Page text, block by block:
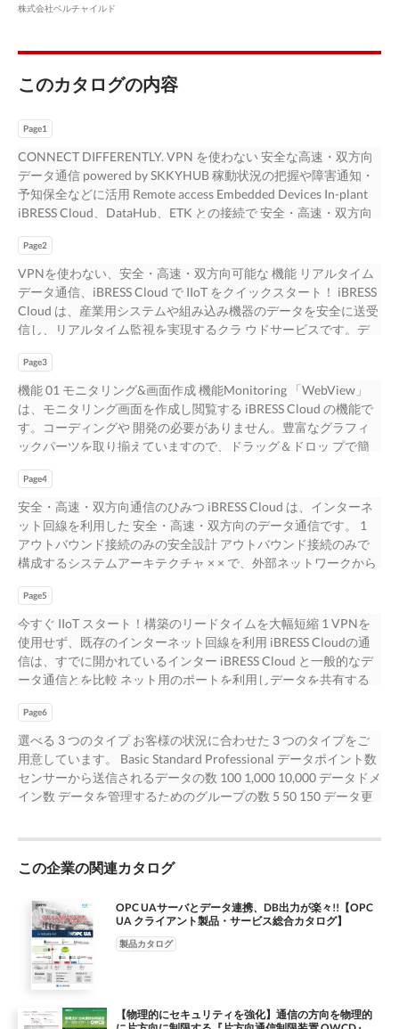
株式会社ベルチャイルド
このカタログの内容
Page1
CONNECT DIFFERENTLY. VPN を使わない 安全な⾼速・双⽅向
データ通信 powered by SKKYHUB 稼動状況の把握や障害通知・
予知保全などに活⽤ Remote access Embedded Devices In-plant
iBRESS Cloud、DataHub、ETK との接続で 安全・⾼速・双⽅向
Page2
VPNを使わない、安全・高速・双方向可能な 機能 リアルタイム
データ通信、iBRESS Cloud で IIoT をクイックスタート！ iBRESS
Cloud は、産業用システムや組み込み機器のデータを安全に送受
信し、リアルタイム監視を実現するクラ ウドサービスです。デ
保全などに活用できます。 iBRESS Plus で機能拡張がスムーズ！
iBRESS Plus は、「アラート通知 ( メール / 電話 ) 機能」「CSV 形
式でのデータダウンロード機能」が利用できる iBRESS Cloud の
オプションサービスです。iBRESS Cloud に接続されている拠点 (
監視グループ / 項目）のデー タが iBRESS Plus に同期され保存さ
ージで行え ます。プログラミングや開発が不要です。 Alert
Alert DB CSV CSV Download Monitoring IoT 機能・特徴 利用箇
所 ・インターネット回線を使用した安全なデータ通信 ・複数拠
点間でのデータ接続 ・データ量に応じたわかりやすい料金プラ
ン ・遠隔地や人が行きにくい施設との接続 ・Web ブラウザ上で
のモニタリング画面を簡単に作成 ・トラックや作業車などとの
接続 ・アラート通知 ( メール / 電話 ) 活用例 ・iBRESS Cloud に送
信されたデータの保存 ・CSV 形式でのデータダウンロード ・施
設の環境情報と機械の稼働状態の見える化 ・複数現場から
iBRESS Cloud に送信されるデータの管理 ・施設や機械の障害監
視とアラート通知 ・ユーザーの閲覧権限、機能権限の設定 ・カ
メラ画像の監視 ・データ保管 ・報告書作成
Page3
機能 01 モニタリング&画面作成 機能Monitoring 「WebView」
は、モニタリング画面を作成し閲覧する iBRESS Cloud の機能で
す。コーディングや 開発の必要がありません。豊富なグラフィ
ックパーツを取り揃えていますので、ドラッグ＆ドロッ プで簡
ル画⾯の作成 豊富なグラフィックパーツ コーディングや開発が
不要 作成画面→ モニタリング画面↓ 機能 02 iBRESS Plus でアラ
ート通知 iBRESS Plus でアラート通知条件を設定できます。
iBRESS Cloud を通じて取得したデータは Alert リアルタイムに
iBRESS Plus に同期され、その条件に達したタイミングでメール
Plus で CSVダウンロード CSV Download iBRESS Cloud を通じて
取得したデータを iBRESS Plus のデータベースに保存します。 必
要なデータは Web ブラウザから CSV 形式のファイルでいつでも
ダウンロードできます。 DB CSV
Page4
安全・高速・双方向通信のひみつ iBRESS Cloud は、インターネ
ット回線を利用した 安全・高速・双方向のデータ通信です。 1
アウトバウンド接続のみの安全設計 アウトバウンド接続のみで
構成するシステムアーキテクチャ × × で、外部ネットワークから
要がありません。 利用企業のセキュリティ レベルに影響を与え
ない安全なデータ通信を実現します。 2 Push技術で高速・双方
向通信を実現 クライアント WebSocket サーバー Push 技術と
RFC6455-The WebSocket Protocol を用 リアルタイム リアルタイ
ム 受信 送信 いています。 クライアントとクラウド間をアウトバ
に よるリアルタイム性の高い高速通信を行います。 3 SSL暗号化
でデータを保護 インターネットを介して送信されるデータは、
SSL 暗号化 で保護されています。 公開鍵と秘密鍵を用いてデータ
を暗号 暗号化 複合 化することで、Web 内を安全に通過させま
す。 ①iBRESS Portal サイトから iBRESS Cloud に申し込み サー
ビス導入のステップ iBRESS Portal サイト 申し込み 1 iBRESS
②iBRESS サイトから iBRESS Plus に申し込み、ログインし設定 2
iBRESS Plus 申し込み＆設定 申し込み 申し込みフォーム 受領確認
メール １週間後 利⽤開始通知メール iBRESS Plus サイト 3 データ
通信設定 ログイン アラート通知 /CSV ダウンロード 4 画面作成
③設備や機械に DataHub を設置し、iBRESS Cloud への接続設定
④Web ブラウザでモニタリング画面を作成 IIoT スタート
Page5
今すぐ IIoT スタート！構築のリードタイムを大幅短縮 1 VPNを
使用せず、既存のインターネット回線を利用 iBRESS Cloudの通
信は、すでに開かれているインター iBRESS Cloud と⼀般的なデ
ータ通信とを⽐較 ネット用のポートを利用しデータを共有する
ク iBRESS Cloud ：インターネットでデータ通信 のままで安全に
クラウドまでデータを届けることがで ・安全性は高い、コスト
は安い きます。 Firewall の内側⇒外側へのアウトバウンド接 ・
データだけを共用 続が許されるセキュリティポリシーであれ
ば、今すぐ ・既存の FireWall のポートを利用するので設定変更
が開始できます。 ● Internet-VPN ：インターネットで拠点間通
用 ・安全性は高い ・ネットワーク機器の設定変更が必要 ・回線
工事が必要 ・ネットワーク機器の設定変更が必要 Internet 閉域
網 2 パソコンから iBRESS Cloud への接続はミドルウエア
(DataHub) を利用 iBRESS Cloud へのデータ送信は、お客様が現
在使用 中のパソコンにデータ接続用ミドルウェア「DataHub｣ を
す。プログラミング不要で簡単にデータ通信を開 始できます。
Page6
選べる 3 つのタイプ お客様の状況に合わせた 3 つのタイプをご
用意しています。 Basic Standard Professional データポイント数
センサーから送信されるデータの数 100 1,000 10,000 データドメ
イン数 データを管理するためのグループの数 5 50 150 データ更
シン 共有 共有 専有 料⾦ 15,000 円 / ⽉ 75,000 円 / ⽉ 150,000 円 /
https://portal.ibresscloud.com/ お申し込みフォーム
https://www.ibress.com/form/iBRESS/ ※iBRESS Cloud は取扱
店・お申し込みフォーム・Web サイト「iBRESS Portal」からお
申し込みいただけます。 ※取扱店・お申し込みフォームからお
申し込みの場合、利用開始まで２営業日いただいております。
後すぐの利用開始となります。 ※契約開始日（料金発生開始
この企業の関連カタログ
OPC UAサーバとデータ連携、DB出力が楽々!!【OPC
UA クライアント製品・サービス総合カタログ】
製品カタログ
【物理的にセキュリティを強化】通信の方向を物理的